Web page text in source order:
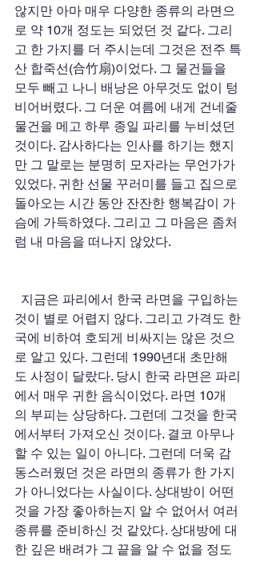
않지만 아마 매우 다양한 종류의 라면으
로 약 10개 정도는 되었던 것 같다. 그리
고 한 가지를 더 주시는데 그것은 전주 특
산 합죽선(合竹扇)이었다. 그 물건들을
모두 빼고 나니 배낭은 아무것도 없이 텅
비어버렸다. 그 더운 여름에 내게 건네줄
물건을 메고 하루 종일 파리를 누비셨던
것이다. 감사하다는 인사를 하기는 했지
만 그 말로는 분명히 모자라는 무언가가
있었다. 귀한 선물 꾸러미를 들고 집으로
돌아오는 시간 동안 잔잔한 행복감이 가
슴에 가득하였다. 그리고 그 마음은 좀처
럼 내 마음을 떠나지 않았다.
것이 별로 어렵지 않다. 그리고 가격도 한
국에 비하여 호되게 비싸지는 않은 것으
로 알고 있다. 그런데 1990년대 초만해
도 사정이 달랐다. 당시 한국 라면은 파리
에서 매우 귀한 음식이었다. 라면 10개
의 부피는 상당하다. 그런데 그것을 한국
에서부터 가져오신 것이다. 결코 아무나
할 수 있는 일이 아니다. 그런데 더욱 감
동스러웠던 것은 라면의 종류가 한 가지
가 아니었다는 사실이다. 상대방이 어떤
것을 가장 좋아하는지 알 수 없어서 여러
종류를 준비하신 것 같았다. 상대방에 대
한 깊은 배려가 그 끝을 알 수 없을 정도